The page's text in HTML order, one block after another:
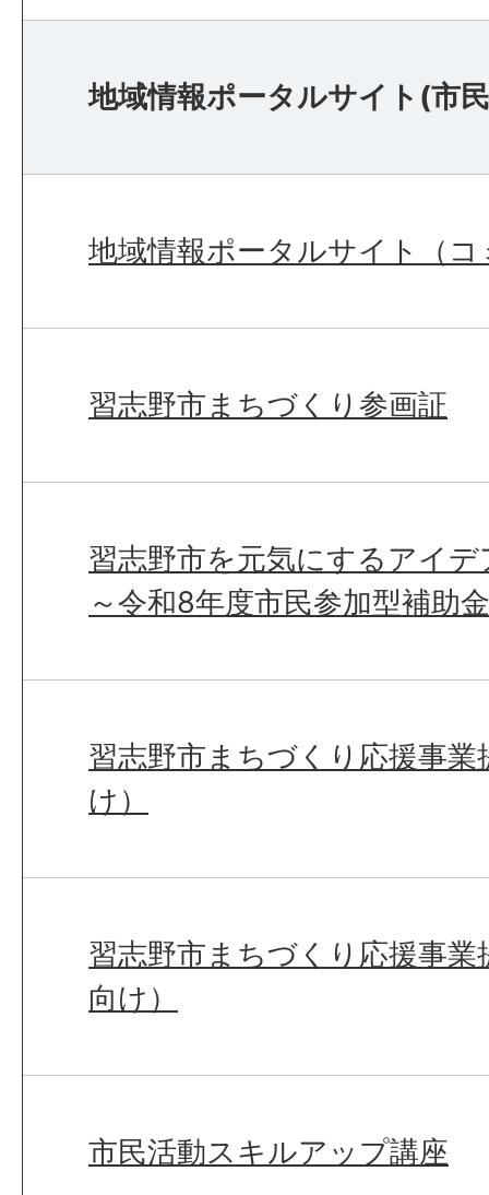
地域情報ポータルサイト(市
地域情報ポータルサイト（
習志野市まちづくり参画証
習志野市を元気にするアイ
～令和8年度市民参加型補助
習志野市まちづくり応援事業
け）
習志野市まちづくり応援事業
向け）
市民活動スキルアップ講座